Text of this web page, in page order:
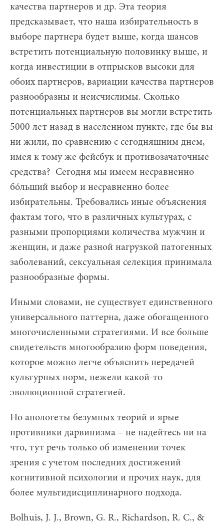
качества партнеров и др. Эта теория
предсказывает, что наша избирательность в
выборе партнера будет выше, когда шансов
встретить потенциальную половинку выше, и
когда инвестиции в отпрысков высоки для
обоих партнеров, вариации качества партнеров
разнообразны и неисчислимы. Сколько
потенциальных партнеров вы могли встретить
5000 лет назад в населенном пункте, где бы вы
ни жили, по сравнению с сегодняшним днем,
имея к тому же фейсбук и противозачаточные
средства? Сегодня мы имеем несравненно
бóльший выбор и несравненно более
избирательны. Требовались иные объяснения
фактам того, что в различных культурах, с
разными пропорциями количества мужчин и
женщин, и даже разной нагрузкой патогенных
заболеваний, сексуальная селекция принимала
разнообразные формы.
Иными словами, не существует единственного
универсального паттерна, даже обогащенного
многочисленными стратегиями. И все больше
свидетельств многообразию форм поведения,
которое можно легче объяснить передачей
культурных норм, нежели какой-то
эволюционной стратегией.
Но апологеты безумных теорий и ярые
противники дарвинизма – не надейтесь ни на
что, тут речь только об изменении точек
зрения с учетом последних достижений
когнитивной психологии и прочих наук, для
более мультидисциплинарного подхода.
Bolhuis, J. J., Brown, G. R., Richardson, R. C., &